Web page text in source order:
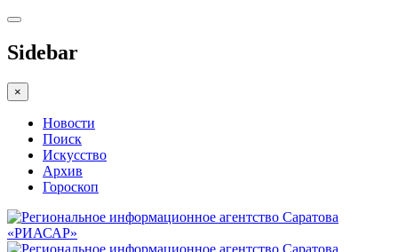
Sidebar
×
Новости
Поиск
Искусство
Архив
Гороскоп